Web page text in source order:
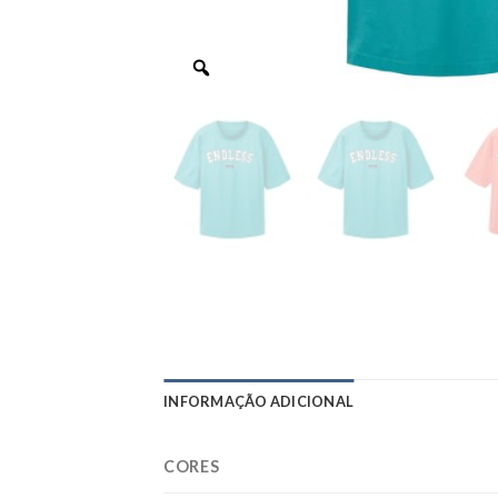
INFORMAÇÃO ADICIONAL
CORES